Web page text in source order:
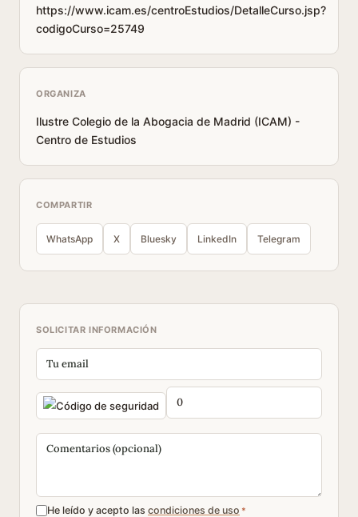
https://www.icam.es/centroEstudios/DetalleCurso.jsp?
codigoCurso=25749
ORGANIZA
Ilustre Colegio de la Abogacia de Madrid (ICAM) -
Centro de Estudios
COMPARTIR
WhatsApp X Bluesky LinkedIn Telegram
SOLICITAR INFORMACIÓN
He leído y acepto las condiciones de uso *